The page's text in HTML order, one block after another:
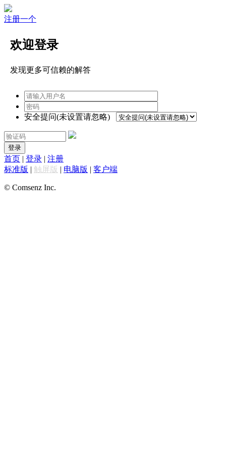
注册一个
欢迎登录
发现更多可信赖的解答
安全提问(未设置请忽略)
登录
首页 | 登录 | 注册
标准版 | 触屏版 | 电脑版 | 客户端
© Comsenz Inc.